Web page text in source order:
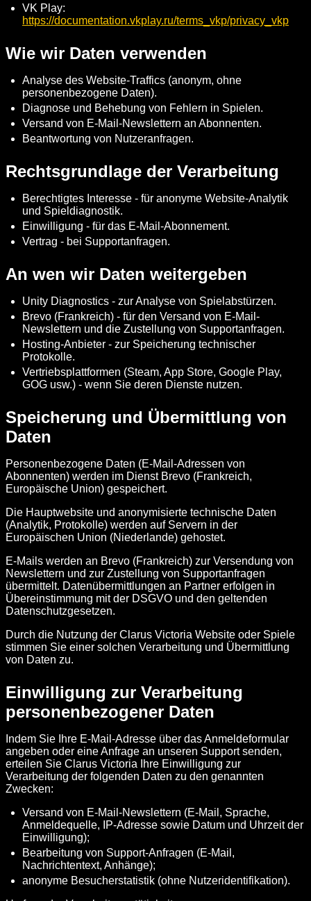
VK Play:
https://documentation.vkplay.ru/terms_vkp/privacy_vkp
Wie wir Daten verwenden
Analyse des Website-Traffics (anonym, ohne
personenbezogene Daten).
Diagnose und Behebung von Fehlern in Spielen.
Versand von E-Mail-Newslettern an Abonnenten.
Beantwortung von Nutzeranfragen.
Rechtsgrundlage der Verarbeitung
Berechtigtes Interesse - für anonyme Website-Analytik
und Spieldiagnostik.
Einwilligung - für das E-Mail-Abonnement.
Vertrag - bei Supportanfragen.
An wen wir Daten weitergeben
Unity Diagnostics - zur Analyse von Spielabstürzen.
Brevo (Frankreich) - für den Versand von E-Mail-
Newslettern und die Zustellung von Supportanfragen.
Hosting-Anbieter - zur Speicherung technischer
Protokolle.
Vertriebsplattformen (Steam, App Store, Google Play,
GOG usw.) - wenn Sie deren Dienste nutzen.
Speicherung und Übermittlung von
Daten
Personenbezogene Daten (E-Mail-Adressen von
Abonnenten) werden im Dienst Brevo (Frankreich,
Europäische Union) gespeichert.
Die Hauptwebsite und anonymisierte technische Daten
(Analytik, Protokolle) werden auf Servern in der
Europäischen Union (Niederlande) gehostet.
E-Mails werden an Brevo (Frankreich) zur Versendung von
Newslettern und zur Zustellung von Supportanfragen
übermittelt. Datenübermittlungen an Partner erfolgen in
Übereinstimmung mit der DSGVO und den geltenden
Datenschutzgesetzen.
Durch die Nutzung der Clarus Victoria Website oder Spiele
stimmen Sie einer solchen Verarbeitung und Übermittlung
von Daten zu.
Einwilligung zur Verarbeitung
personenbezogener Daten
Indem Sie Ihre E-Mail-Adresse über das Anmeldeformular
angeben oder eine Anfrage an unseren Support senden,
erteilen Sie Clarus Victoria Ihre Einwilligung zur
Verarbeitung der folgenden Daten zu den genannten
Zwecken:
Versand von E-Mail-Newslettern (E-Mail, Sprache,
Anmeldequelle, IP-Adresse sowie Datum und Uhrzeit der
Einwilligung);
Bearbeitung von Support-Anfragen (E-Mail,
Nachrichtentext, Anhänge);
anonyme Besucherstatistik (ohne Nutzeridentifikation).